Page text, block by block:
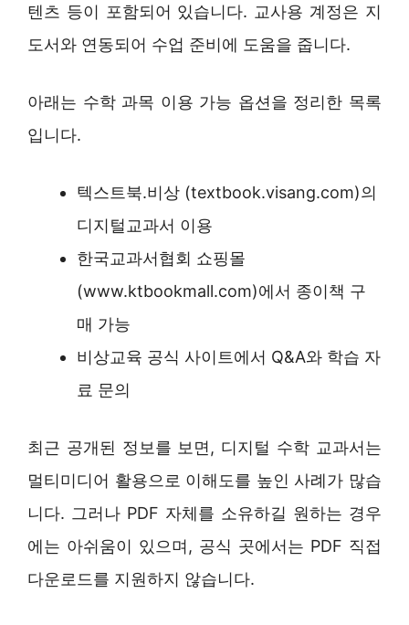
텐츠 등이 포함되어 있습니다. 교사용 계정은 지
도서와 연동되어 수업 준비에 도움을 줍니다.
아래는 수학 과목 이용 가능 옵션을 정리한 목록
입니다.
텍스트북.비상 (textbook.visang.com)의
디지털교과서 이용
한국교과서협회 쇼핑몰
(www.ktbookmall.com)에서 종이책 구
매 가능
비상교육 공식 사이트에서 Q&A와 학습 자
료 문의
최근 공개된 정보를 보면, 디지털 수학 교과서는
멀티미디어 활용으로 이해도를 높인 사례가 많습
니다. 그러나 PDF 자체를 소유하길 원하는 경우
에는 아쉬움이 있으며, 공식 곳에서는 PDF 직접
다운로드를 지원하지 않습니다.